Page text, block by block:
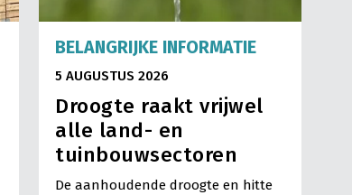
BELANGRIJKE INFORMATIE
5 AUGUSTUS 2026
Droogte raakt vrijwel
alle land- en
tuinbouwsectoren
De aanhoudende droogte en hitte